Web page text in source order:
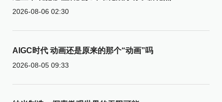
2026-08-06 02:30
AIGC时代 动画还是原来的那个“动画”吗
2026-08-05 09:33